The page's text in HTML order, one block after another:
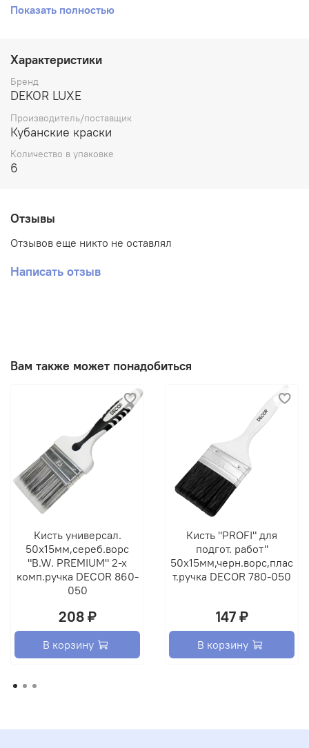
Высококачественная грунтовка на основе алкидного
Показать полностью
Характеристики
Бренд
DEKOR LUXE
Производитель/поставщик
Кубанские краски
Количество в упаковке
6
Отзывы
Отзывов еще никто не оставлял
Написать отзыв
Вам также может понадобиться
Кисть универсал.
50х15мм,сереб.ворс
"B.W. PREMIUM" 2-х
комп.ручка DECOR 860-
050
208 ₽
В корзину
Кисть "PROFI" для
подгот. работ"
50х15мм,черн.ворс,плас
т.ручка DECOR 780-050
147 ₽
В корзину